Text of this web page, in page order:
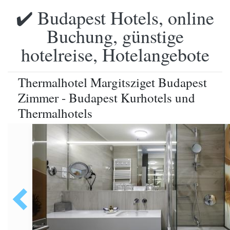
✔️ Budapest Hotels, online
Buchung, günstige
hotelreise, Hotelangebote
Thermalhotel Margitsziget Budapest
Zimmer - Budapest Kurhotels und
Thermalhotels